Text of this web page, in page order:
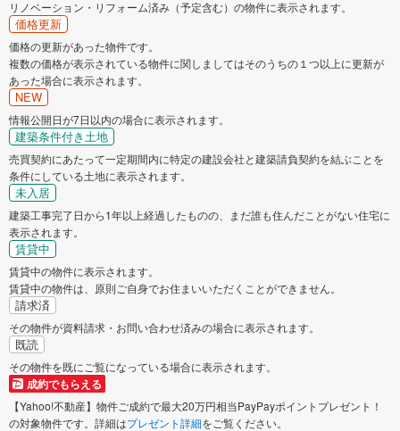
リノベーション・リフォーム済み（予定含む）の物件に表示されます。
価格更新
価格の更新があった物件です。
複数の価格が表示されている物件に関しましてはそのうちの１つ以上に更新が
あった場合に表示されます。
NEW
情報公開日が7日以内の場合に表示されます。
建築条件付き土地
売買契約にあたって一定期間内に特定の建設会社と建築請負契約を結ぶことを
条件にしている土地に表示されます。
未入居
建築工事完了日から1年以上経過したものの、まだ誰も住んだことがない住宅に
表示されます。
賃貸中
賃貸中の物件に表示されます。
賃貸中の物件は、原則ご自身でお住まいいただくことができません。
請求済
その物件が資料請求・お問い合わせ済みの場合に表示されます。
既読
その物件を既にご覧になっている場合に表示されます。
成約でもらえる
【Yahoo!不動産】物件ご成約で最大20万円相当PayPayポイントプレゼント！
の対象物件です。詳細はプレゼント詳細をご覧ください。